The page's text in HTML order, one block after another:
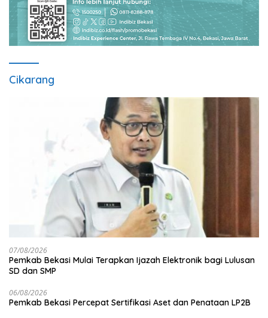
Cikarang
07/08/2026
Pemkab Bekasi Mulai Terapkan Ijazah Elektronik bagi Lulusan
SD dan SMP
06/08/2026
Pemkab Bekasi Percepat Sertifikasi Aset dan Penataan LP2B